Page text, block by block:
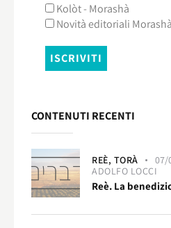
Kolòt - Morashà
Novità editoriali Morashà
CONTENUTI RECENTI
REÈ, TORÀ 07/
ADOLFO LOCCI
Reè. La